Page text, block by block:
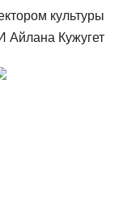
культуры
Айлана Кужугет